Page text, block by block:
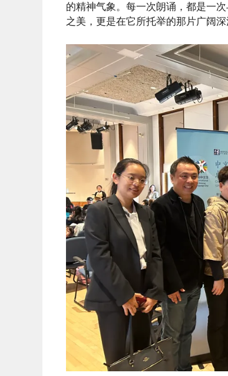
的精神气象。每一次朗诵，都是一
之美，更是在它所托举的那片广阔深